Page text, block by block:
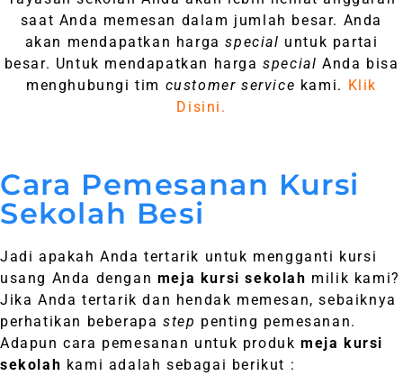
saat Anda memesan dalam jumlah besar. Anda
akan mendapatkan hargaspecial untuk partai
besar. Untuk mendapatkan hargaspecial Anda bisa
menghubungi tim customer service kami. Klik
Disini.
Cara Pemesanan Kursi
Sekolah Besi
Jadi apakah Anda tertarik untuk mengganti kursi
usang Anda dengan meja kursi sekolah milik kami?
Jika Anda tertarik dan hendak memesan, sebaiknya
perhatikan beberapastep penting pemesanan.
Adapun cara pemesanan untuk produkmeja kursi
sekolah kami adalah sebagai berikut :